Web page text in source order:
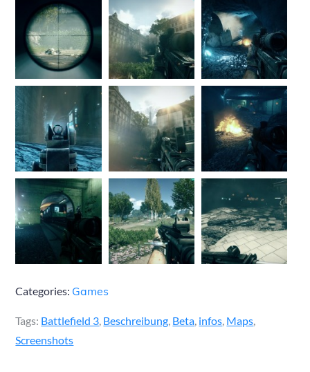
Categories: Games
Tags: Battlefield 3, Beschreibung, Beta, infos, Maps,
Screenshots